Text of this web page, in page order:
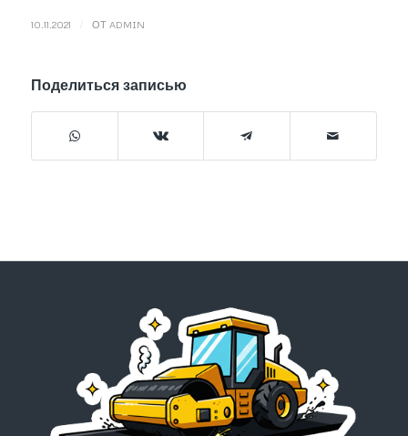
10.11.2021 ОТ ADMIN
Поделиться записью